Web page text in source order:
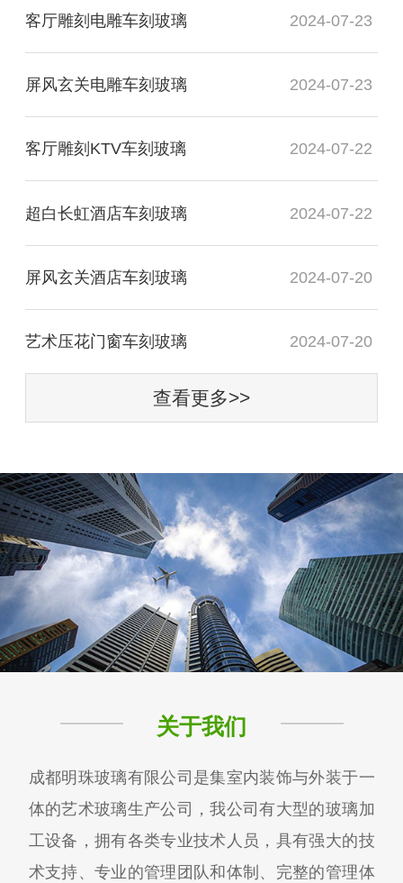
客厅雕刻电雕车刻玻璃 2024-07-23
屏风玄关电雕车刻玻璃 2024-07-23
客厅雕刻KTV车刻玻璃 2024-07-22
超白长虹酒店车刻玻璃 2024-07-22
屏风玄关酒店车刻玻璃 2024-07-20
艺术压花门窗车刻玻璃 2024-07-20
查看更多>>
关于我们
成都明珠玻璃有限公司是集室内装饰与外装于一
体的艺术玻璃生产公司，我公司有大型的玻璃加
工设备，拥有各类专业技术人员，具有强大的技
术支持、专业的管理团队和体制、完整的管理体